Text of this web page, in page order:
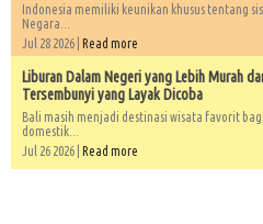
Indonesia memiliki keunikan khusus tentang
Negara...
Jul 28 2026 | Read more
Liburan Dalam Negeri yang Lebih Murah
Tersembunyi yang Layak Dicoba
Bali masih menjadi destinasi wisata favorit
domestik...
Jul 26 2026 | Read more